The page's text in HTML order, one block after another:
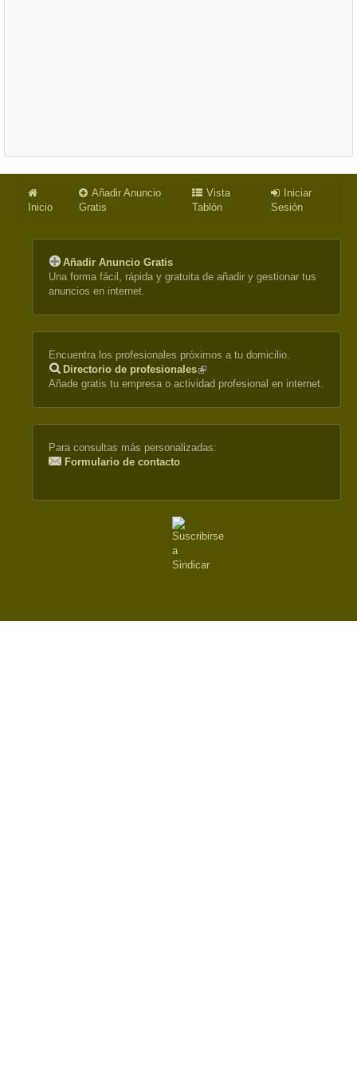
Inicio
Añadir Anuncio
Gratis
Vista
Tablón
Iniciar
Sesión
Añadir Anuncio Gratis
Una forma fácil, rápida y gratuita de añadir y gestionar tus
anuncios en internet.
Encuentra los profesionales próximos a tu domicilio.
Directorio de profesionales(link
is
Añade gratis tu empresa o actividad profesional en internet.
Para consultas más personalizadas:
Formulario de contacto